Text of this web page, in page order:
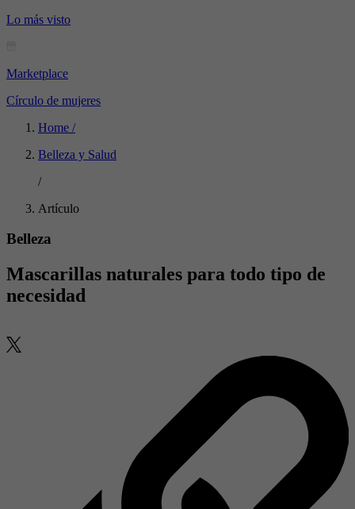
Lo más visto
Marketplace
Círculo de mujeres
Home /
Belleza y Salud
/
Artículo
Belleza
Mascarillas naturales para todo tipo de
necesidad